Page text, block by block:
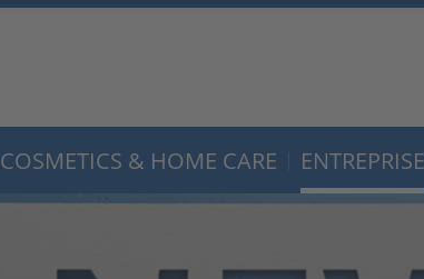
COSMETICS & HOME CARE ENTREPRISE